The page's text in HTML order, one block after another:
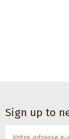
Sign up to